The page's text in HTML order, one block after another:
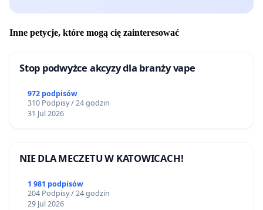
Inne petycje, które mogą cię zainteresować
Stop podwyżce akcyzy dla branży vape
972 podpisów
310 Podpisy / 24 godzin
31 Jul 2026
NIE DLA MECZETU W KATOWICACH!
1 981 podpisów
204 Podpisy / 24 godzin
29 Jul 2026